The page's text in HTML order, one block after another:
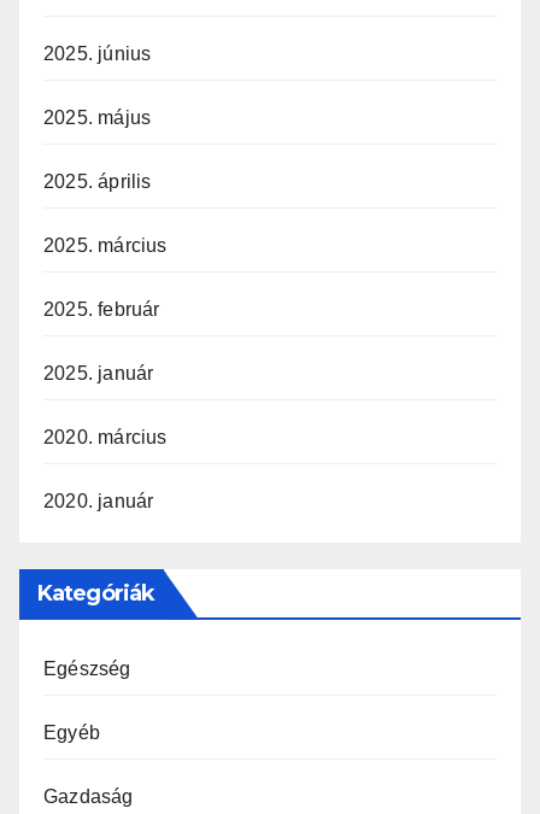
2025. június
2025. május
2025. április
2025. március
2025. február
2025. január
2020. március
2020. január
Kategóriák
Egészség
Egyéb
Gazdaság